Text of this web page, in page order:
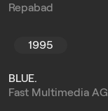
Repabad
1995
BLUE.
Fast Multimedia AG